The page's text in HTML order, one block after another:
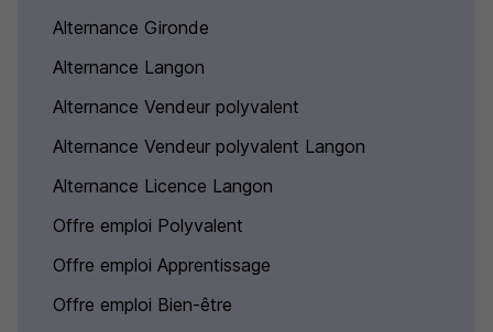
Alternance Gironde
Alternance Langon
Alternance Vendeur polyvalent
Alternance Vendeur polyvalent Langon
Alternance Licence Langon
Offre emploi Polyvalent
Offre emploi Apprentissage
Offre emploi Bien-être